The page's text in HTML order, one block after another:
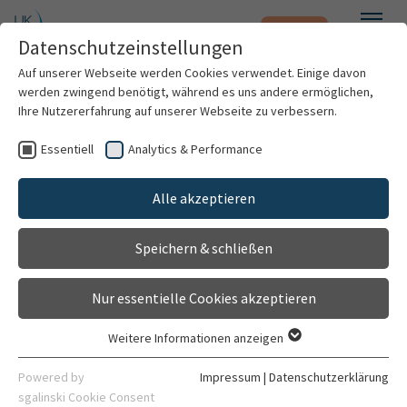
Zum Hauptinhalt springen Notfall
Patienten & Besucher
Kliniken & Institute
Forschung
Karriere
Gebärmuttersenkung
Chirurgische Klinik (Zentrum)
Krankheitsbild Ambulanzen
Definition der Erkrankung
Unter dem Begriff Prolaps im Volksmund auch
Datenschutzeinstellungen
Auf unserer Webseite werden Cookies verwendet. Einige davon
werden zwingend benötigt, während es uns andere ermöglichen,
Ihre Nutzererfahrung auf unserer Webseite zu verbessern.
Essentiell Analytics & Performance
Alle akzeptieren
Speichern & schließen
Nur essentielle Cookies akzeptieren
Essentielle Cookies werden für grundlegende Funktionen der
Webseite benötigt. Dadurch ist gewährleistet, dass die
Weitere Informationen anzeigen
Powered by
sgalinski Cookie Consent
Impressum | Datenschutzerklärung